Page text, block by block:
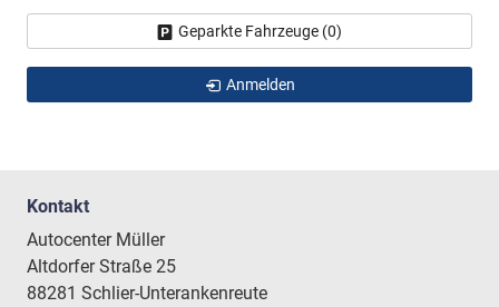
Geparkte Fahrzeuge (0)
Anmelden
Kontakt
Autocenter Müller
Altdorfer Straße 25
88281 Schlier-Unterankenreute